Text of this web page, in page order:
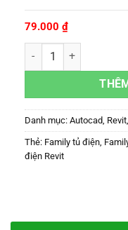
79.000 ₫
Family tủ điện Revit số
Danh mục: Autocad Revit
Thẻ: Family tủ điện
điện Revit